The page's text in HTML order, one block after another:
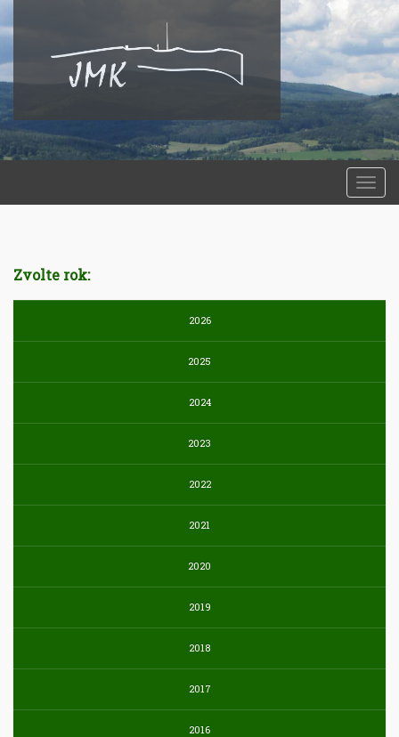
Zvolte rok:
2026
2025
2024
2023
2022
2021
2020
2019
2018
2017
2016